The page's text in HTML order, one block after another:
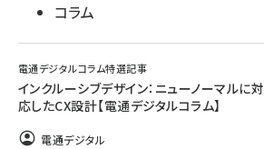
コラム
電通デジタルコラム特選記事
インクルーシブデザイン：ニューノーマルに対
応したCX設計【電通デジタルコラム】
電通デジタル